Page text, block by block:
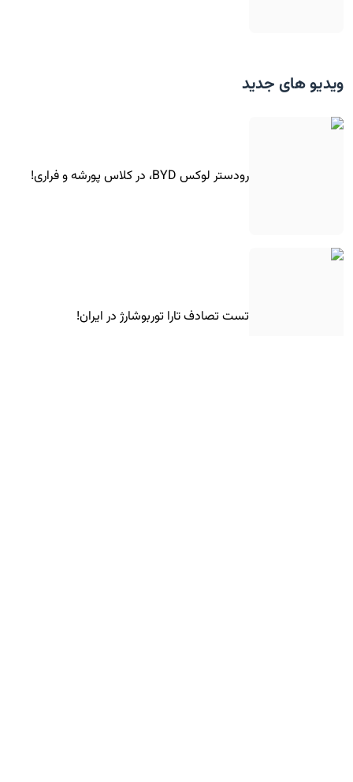
ویدیو های جدید
رودستر لوکس BYD، در کلاس پورشه و فراری!
تست تصادف تارا توربوشارژ در ایران!